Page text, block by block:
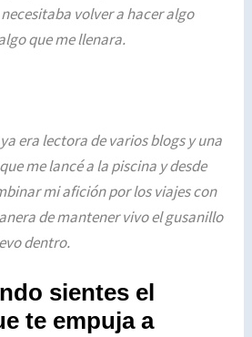
volver a hacer algo
que me llenara.
era lectora de varios blogs y una
me lancé a la piscina y desde
mi afición por los viajes con
de mantener vivo el gusanillo
dentro.
sientes el
te empuja a